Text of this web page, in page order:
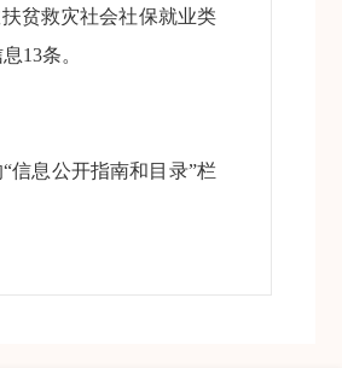
贫救灾社会社保就业类
13条。
息公开指南和目录”栏